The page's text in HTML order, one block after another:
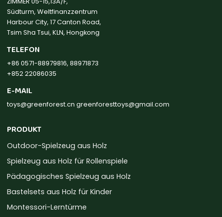
Südturm, Weltfinanzzentrum
Harbour City, 17 Canton Road,
Tsim Sha Tsui, KLN, Hongkong
TELEFON
+86 0571-88979816, 88971873
+852 22086035
E-MAIL
toys@greenforest.cn greenforesttoys@gmail.com
PRODUKT
Outdoor-Spielzeug aus Holz
Spielzeug aus Holz für Rollenspiele
Pädagogisches Spielzeug aus Holz
Bastelsets aus Holz für Kinder
Montessori-Lerntürme